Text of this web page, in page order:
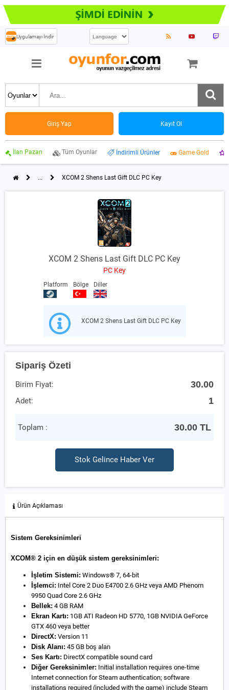
Uygulamayı İndir
Giriş Yap Kayıt Ol
İlan Pazarı Tüm Oyunlar İndirimli Ürünler Game Gold
... XCOM 2 Shens Last Gift DLC PC Key
XCOM 2 Shens Last Gift DLC PC Key
PC Key
Platform Bölge Diller
XCOM 2 Shens Last Gift DLC PC Key
Sipariş Özeti
Birim Fiyat: 30.00
Adet: 1
Toplam : 30.00 TL
Stok Gelince Haber Ver
Ürün Açıklaması
Sistem Gereksinimleri
XCOM® 2 için en düşük sistem gereksinimleri:
İşletim Sistemi: Windows® 7, 64-bit
İşlemci: Intel Core 2 Duo E4700 2.6 GHz veya AMD Phenom
9950 Quad Core 2.6 GHz
Bellek: 4 GB RAM
Ekran Kartı: 1GB ATI Radeon HD 5770, 1GB NVIDIA GeForce
GTX 460 veya better
DirectX: Version 11
Disk Alanı: 45 GB boş alan
Ses Kartı: DirectX compatible sound card
Diğer Gereksinimler: Initial installation requires one-time
Internet connection for Steam authentication; software
installations required (included with the game) include Steam